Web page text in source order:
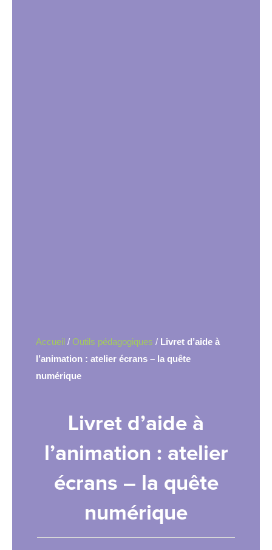
Accueil/ Outils pédagogiques / Livret d’aide à
l’animation : atelier écrans – la quête
numérique
Livret d’aide à
l’animation : atelier
écrans – la quête
numérique